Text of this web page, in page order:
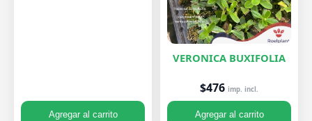
Agregar al carrito
VERONICA BUXIFOLIA
$476 imp. incl.
Agregar al carrito